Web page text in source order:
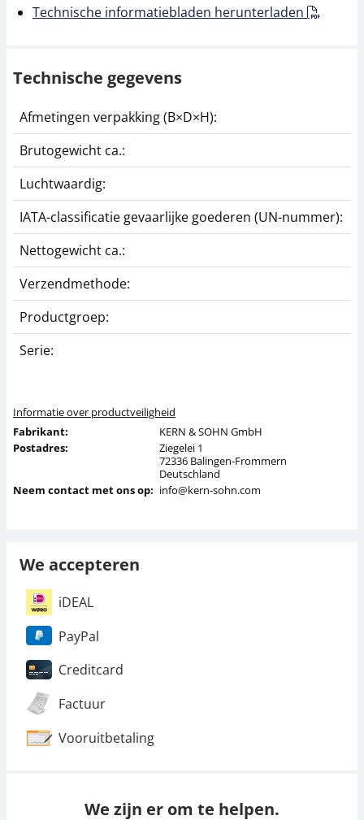
Technische informatiebladen herunterladen
Technische gegevens
Afmetingen verpakking (B×D×H):
Brutogewicht ca.:
Luchtwaardig:
IATA-classificatie gevaarlijke goederen (UN-nummer):
Nettogewicht ca.:
Verzendmethode:
Productgroep:
Serie:
Informatie over productveiligheid
Fabrikant:
KERN & SOHN GmbH
Postadres:
Ziegelei 1
72336 Balingen-Frommern
Deutschland
Neem contact met ons op: info@kern-sohn.com
We accepteren
iDEAL
PayPal
Creditcard
Factuur
Vooruitbetaling
We zijn er om te helpen.